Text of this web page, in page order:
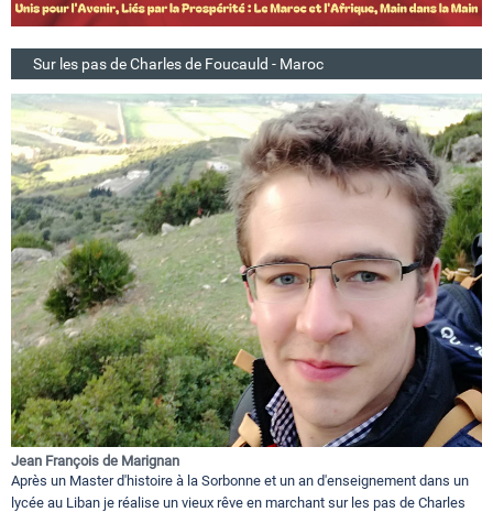
Sur les pas de Charles de Foucauld - Maroc
Jean François de Marignan
Après un Master d'histoire à la Sorbonne et un an d'enseignement dans un
lycée au Liban je réalise un vieux rêve en marchant sur les pas de Charles